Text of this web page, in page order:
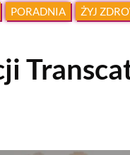
PORADNIA ŻYJ